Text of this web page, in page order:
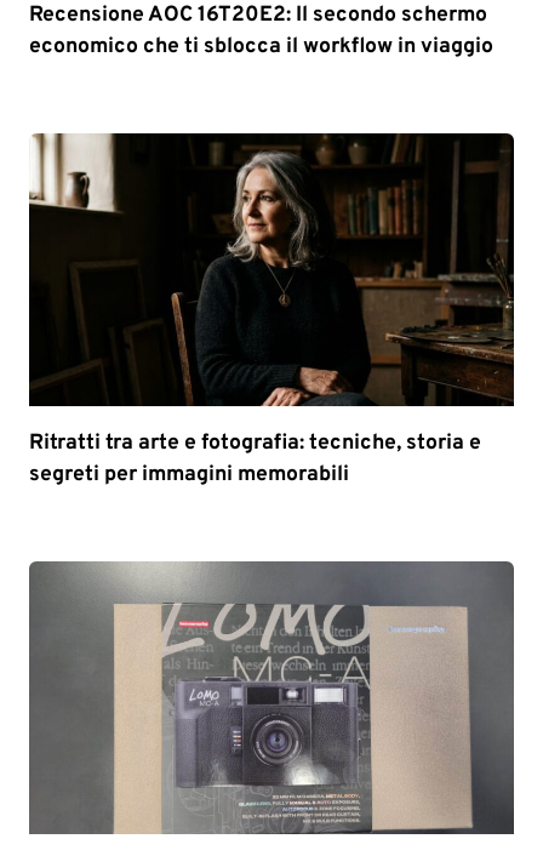
Recensione AOC 16T20E2: Il secondo schermo
economico che ti sblocca il workflow in viaggio
Ritratti tra arte e fotografia: tecniche, storia e
segreti per immagini memorabili